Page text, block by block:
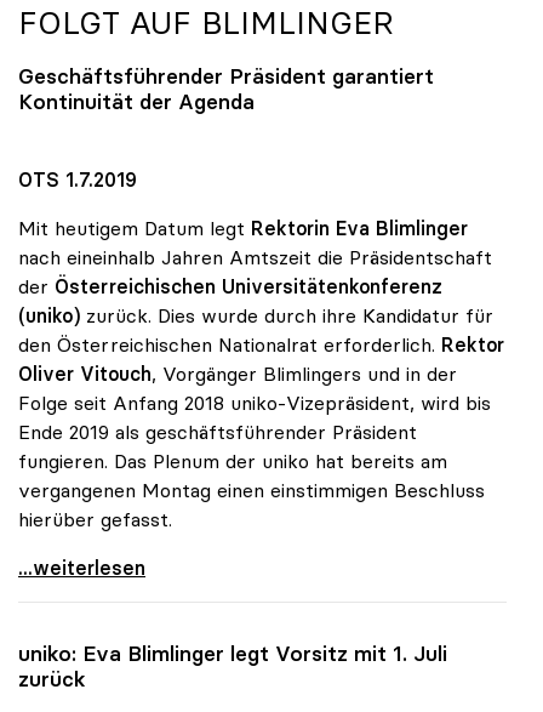
FOLGT AUF BLIMLINGER
Geschäftsführender Präsident garantiert
Kontinuität der Agenda
OTS 1.7.2019
Mit heutigem Datum legt Rektorin Eva Blimlinger
nach eineinhalb Jahren Amtszeit die Präsidentschaft
der Österreichischen Universitätenkonferenz
(uniko) zurück. Dies wurde durch ihre Kandidatur für
den Österreichischen Nationalrat erforderlich. Rektor
Oliver Vitouch, Vorgänger Blimlingers und in der
Folge seit Anfang 2018 uniko-Vizepräsident, wird bis
Ende 2019 als geschäftsführender Präsident
fungieren. Das Plenum der uniko hat bereits am
vergangenen Montag einen einstimmigen Beschluss
hierüber gefasst.
uniko-Vorsitz: Vitouch folgt auf Blimlinger
...weiterlesen
uniko: Eva Blimlinger legt Vorsitz mit 1. Juli
zurück